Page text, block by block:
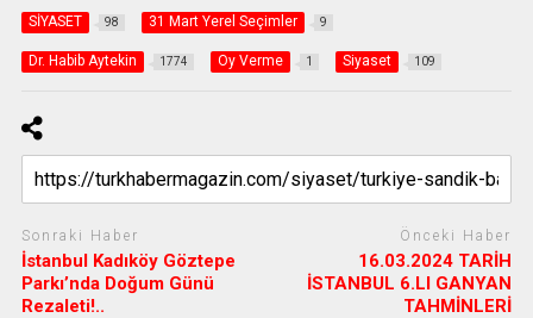
SİYASET 98 31 Mart Yerel Seçimler 9
Dr. Habib Aytekin 1774 Oy Verme 1 Siyaset 109
Sonraki Haber
İstanbul Kadıköy Göztepe
Parkı’nda Doğum Günü
Rezaleti!..
Önceki Haber
16.03.2024 TARİH
İSTANBUL 6.LI GANYAN
TAHMİNLERİ